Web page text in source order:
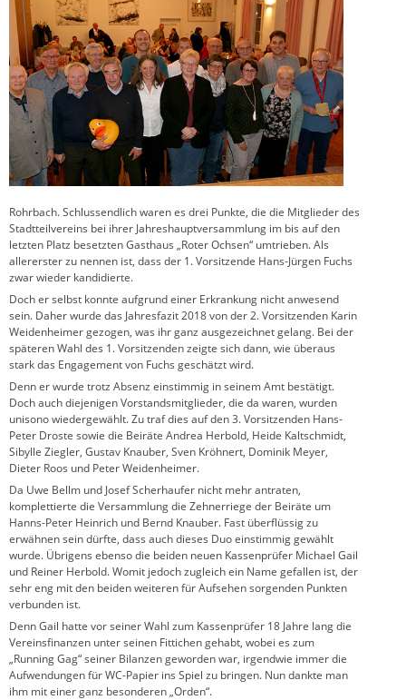
Rohrbach. Schlussendlich waren es drei Punkte, die die Mitglieder des
Stadtteilvereins bei ihrer Jahreshauptversammlung im bis auf den
letzten Platz besetzten Gasthaus „Roter Ochsen“ umtrieben. Als
allererster zu nennen ist, dass der 1. Vorsitzende Hans-Jürgen Fuchs
zwar wieder kandidierte.
Doch er selbst konnte aufgrund einer Erkrankung nicht anwesend
sein. Daher wurde das Jahresfazit 2018 von der 2. Vorsitzenden Karin
Weidenheimer gezogen, was ihr ganz ausgezeichnet gelang. Bei der
späteren Wahl des 1. Vorsitzenden zeigte sich dann, wie überaus
stark das Engagement von Fuchs geschätzt wird.
Denn er wurde trotz Absenz einstimmig in seinem Amt bestätigt.
Doch auch diejenigen Vorstandsmitglieder, die da waren, wurden
unisono wiedergewählt. Zu traf dies auf den 3. Vorsitzenden Hans-
Peter Droste sowie die Beiräte Andrea Herbold, Heide Kaltschmidt,
Sibylle Ziegler, Gustav Knauber, Sven Kröhnert, Dominik Meyer,
Dieter Roos und Peter Weidenheimer.
Da Uwe Bellm und Josef Scherhaufer nicht mehr antraten,
komplettierte die Versammlung die Zehnerriege der Beiräte um
Hanns-Peter Heinrich und Bernd Knauber. Fast überflüssig zu
erwähnen sein dürfte, dass auch dieses Duo einstimmig gewählt
wurde. Übrigens ebenso die beiden neuen Kassenprüfer Michael Gail
und Reiner Herbold. Womit jedoch zugleich ein Name gefallen ist, der
sehr eng mit den beiden weiteren für Aufsehen sorgenden Punkten
verbunden ist.
Denn Gail hatte vor seiner Wahl zum Kassenprüfer 18 Jahre lang die
Vereinsfinanzen unter seinen Fittichen gehabt, wobei es zum
„Running Gag“ seiner Bilanzen geworden war, irgendwie immer die
Aufwendungen für WC-Papier ins Spiel zu bringen. Nun dankte man
ihm mit einer ganz besonderen „Orden“.